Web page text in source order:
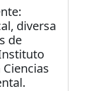
diversa
de